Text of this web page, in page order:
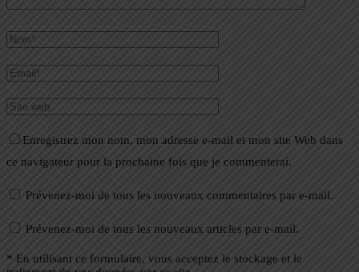
Enregistrez mon nom, mon adresse e-mail et mon site Web dans
ce navigateur pour la prochaine fois que je commenterai.
Prévenez-moi de tous les nouveaux commentaires par e-mail.
Prévenez-moi de tous les nouveaux articles par e-mail.
* En utilisant ce formulaire, vous acceptez le stockage et le